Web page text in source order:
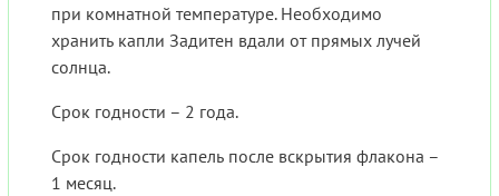
при комнатной температуре. Необходимо
хранить капли Задитен вдали от прямых лучей
солнца.
Срок годности – 2 года.
Срок годности капель после вскрытия флакона –
1 месяц.